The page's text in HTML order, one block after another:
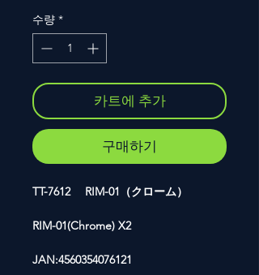
수량 *
카트에 추가
구매하기
TT-7612 RIM-01（クローム）
RIM-01(Chrome) X2
JAN:4560354076121